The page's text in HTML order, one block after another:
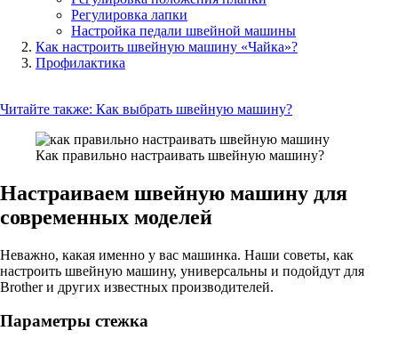
Регулировка лапки
Настройка педали швейной машины
Как настроить швейную машину «Чайка»?
Профилактика
Читайте также: Как выбрать швейную машину?
Как правильно настраивать швейную машину?
Настраиваем швейную машину для
современных моделей
Неважно, какая именно у вас машинка. Наши советы, как
настроить швейную машину, универсальны и подойдут для
Brother и других известных производителей.
Параметры стежка